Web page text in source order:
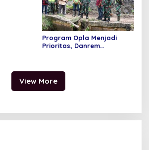
Program Opla Menjadi
Prioritas, Danrem
View More